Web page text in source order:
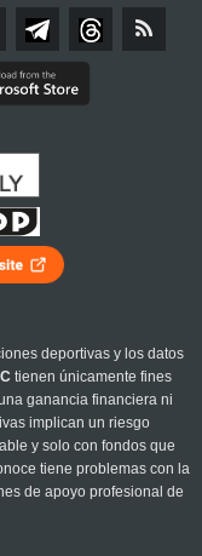
deportivas y los datos
tienen únicamente fines
ganancia financiera ni
implican un riesgo
y solo con fondos que
tiene problemas con la
de apoyo profesional de